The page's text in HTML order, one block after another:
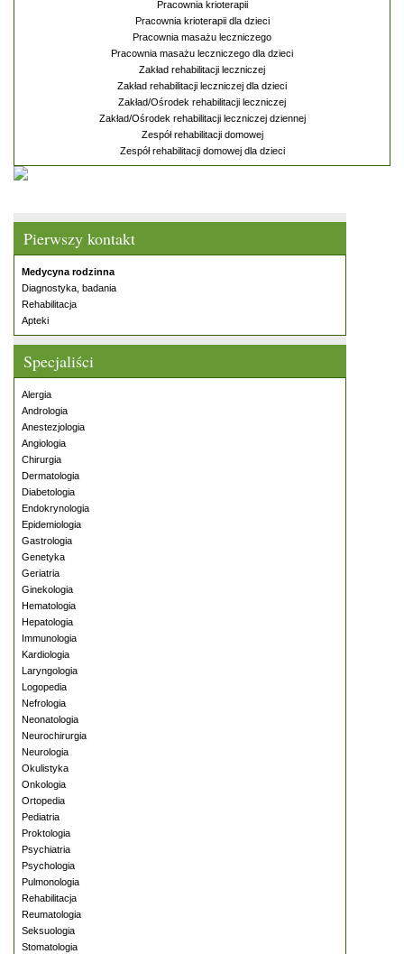
Pierwszy kontakt
Medycyna rodzinna
Diagnostyka, badania
Rehabilitacja
Apteki
Specjaliści
Alergia
Andrologia
Anestezjologia
Angiologia
Chirurgia
Dermatologia
Diabetologia
Endokrynologia
Epidemiologia
Gastrologia
Genetyka
Geriatria
Ginekologia
Hematologia
Hepatologia
Immunologia
Kardiologia
Laryngologia
Logopedia
Nefrologia
Neonatologia
Neurochirurgia
Neurologia
Okulistyka
Onkologia
Ortopedia
Pediatria
Proktologia
Psychiatria
Psychologia
Pulmonologia
Rehabilitacja
Reumatologia
Seksuologia
Stomatologia
Pracownia krioterapii
Pracownia krioterapii dla dzieci
Pracownia masażu leczniczego
Pracownia masażu leczniczego dla dzieci
Zakład rehabilitacji leczniczej
Zakład rehabilitacji leczniczej dla dzieci
Zakład/Ośrodek rehabilitacji leczniczej
Zakład/Ośrodek rehabilitacji leczniczej dziennej
Zespół rehabilitacji domowej
Zespół rehabilitacji domowej dla dzieci